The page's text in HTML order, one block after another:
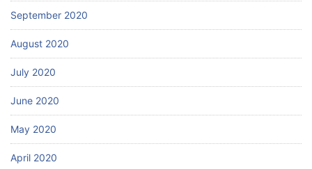
September 2020
August 2020
July 2020
June 2020
May 2020
April 2020